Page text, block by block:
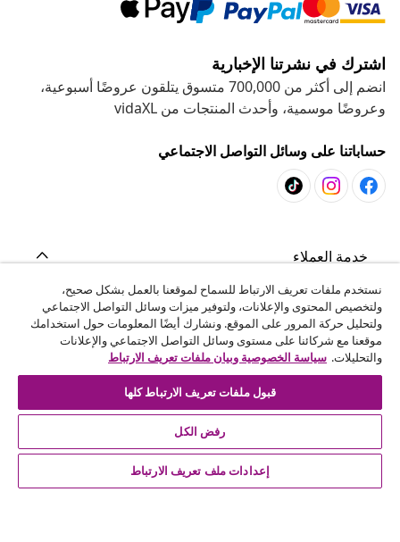
اشترك في نشرتنا الإخبارية
انضم إلى أكثر من 700,000 متسوق يتلقون عروضًا أسبوعية،
وعروضًا موسمية، وأحدث المنتجات من vidaXL
حساباتنا على وسائل التواصل الاجتماعي
خدمة العملاء
المشاريع
vidaXL
اكتشف المزيد
© 2008-2026 vidaXL - ar.vidaxl.ae هو موقع تابع لشركة vidaXL
نستخدم ملفات تعريف الارتباط للسماح لموقعنا بالعمل بشكل صحيح،
ولتخصيص المحتوى والإعلانات، ولتوفير ميزات وسائل التواصل الاجتماعي
ولتحليل حركة المرور على الموقع. ونشارك أيضًا المعلومات حول استخدامك
موقعنا مع شركائنا على مستوى وسائل التواصل الاجتماعي والإعلانات
والتحليلات. سياسة الخصوصية وبيان ملفات تعريف الارتباط
قبول ملفات تعريف الارتباط كلها
رفض الكل
إعدادات ملف تعريف الارتباط